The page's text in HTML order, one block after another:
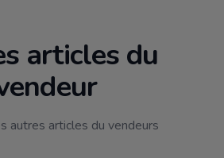
articles du
autres articles du vendeurs